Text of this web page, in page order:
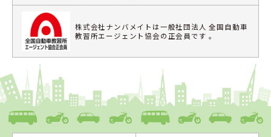
株式会社ナンバメイトは一般社団法人 全国自動車
教習所エージェント協会の正会員です 。